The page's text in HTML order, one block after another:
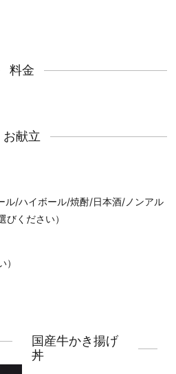
料金
お献立
ル/ハイボール/焼酎/日本酒/ノンアル
ください）
）
国産牛かき揚げ
丼